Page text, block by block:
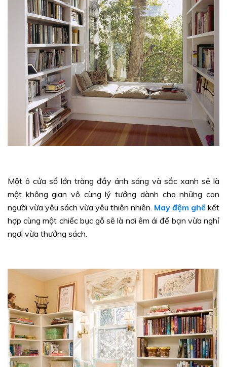
Một ô cửa sổ lớn tràng đầy ánh sáng và sắc xanh sẽ là
một không gian vô cùng lý tưởng dành cho những con
người vừa yêu sách vừa yêu thiên nhiên. May đệm ghế kết
hợp cùng một chiếc bục gỗ sẽ là nơi êm ái để bạn vừa nghỉ
ngơi vừa thưởng sách.